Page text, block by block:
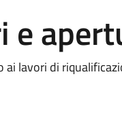
e
ai lavori di